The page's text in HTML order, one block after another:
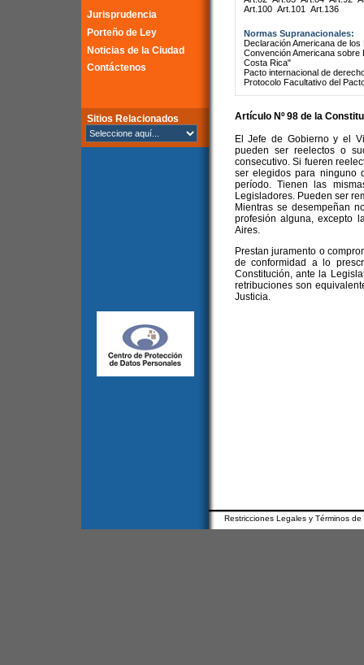
Jurisprudencia
Porteño de Ley
Noticias de la Ciudad
Contáctenos
Sitios Relacionados
Art.100 Art.101 Art.136
Normas Supranacionales:
Declaración Americana de
Convención Americana
Costa Rica"
Pacto internacional de
Protocolo Facultativo del
Artículo Nº 98 de la
El Jefe de Gobierno y el
pueden ser reelectos o
consecutivo. Si fueren
ser elegidos para ninguno
período. Tienen las
Legisladores. Pueden ser
Mientras se desempeñan
profesión alguna, excepto
Aires.
Prestan juramento o
de conformidad a lo
Constitución, ante la
retribuciones son
Justicia.
Restricciones Legales y Términos de